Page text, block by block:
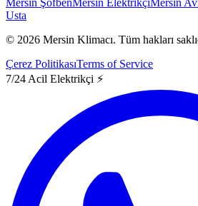
Mersin ŞofbenMersin ElektrikçiMersin
Usta
© 2026 Mersin Klimacı. Tüm hakları
Çerez PolitikasıTerms of Service
7/24 Acil Elektrikçi ⚡